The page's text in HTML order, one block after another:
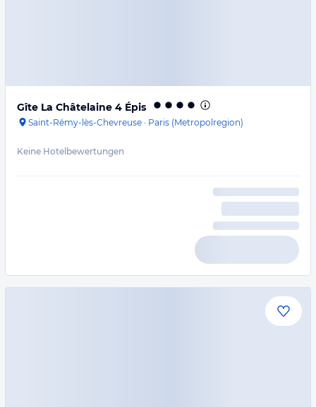
Gîte La Châtelaine 4 Épis
Saint-Rémy-lès-Chevreuse · Paris (Metropolregion)
Keine Hotelbewertungen